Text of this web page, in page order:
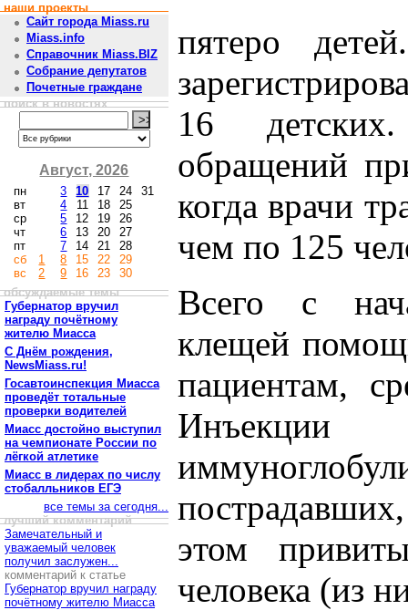
наши проекты
Сайт города Miass.ru
Miass.info
Справочник Miass.BIZ
Собрание депутатов
Почетные граждане
поиск в новостях
Август, 2026
пн
вт
ср
чт
пт
сб
вс
1
2
3
4
5
6
7
8
9
10
11
12
13
14
15
16
17
18
19
20
21
22
23
24
25
26
27
28
29
30
31
обсуждаемые темы
Губернатор вручил
награду почётному
жителю Миасса
С Днём рождения,
NewsMiass.ru!
Госавтоинспекция Миасса
проведёт тотальные
проверки водителей
Миасс достойно выступил
на чемпионате России по
лёгкой атлетике
Миасс в лидерах по числу
стобалльников ЕГЭ
все темы за сегодня...
лучший комментарий
Замечательный и
уважаемый человек
получил заслужен...
комментарий к статье
Губернатор вручил награду
почётному жителю Миасса
пятеро
16
обращений
когда врачи
чем по 125
Всего с
клещей
пациентам,
Инъекции
этом
человека (из